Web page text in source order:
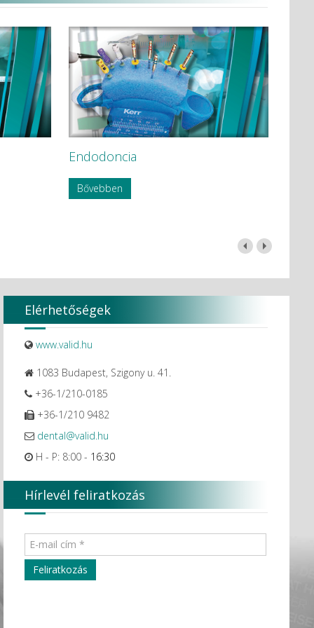
Endodoncia
Bővebben
Elérhetőségek
www.valid.hu
1083 Budapest, Szigony u. 41.
+36-1/210-0185
+36-1/210 9482
dental@valid.hu
H - P: 8:00 - 16:30
Hírlevél feliratkozás